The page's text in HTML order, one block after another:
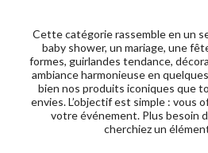
Cette catégorie rassemble en un
baby shower, un mariage, une
formes, guirlandes tendance,
ambiance harmonieuse en
bien nos produits iconiques que
envies. L’objectif est simple :
votre événement. Plus besoin
cherchiez un